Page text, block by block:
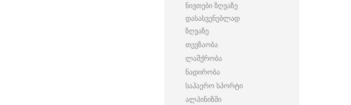
ნივთები ზღვაზე
დასასვენებლად
ზღვაზე
თევზაობა
ლაშქრობა
ნადირობა
საჰაერო სპორტი
ალპინიზმი